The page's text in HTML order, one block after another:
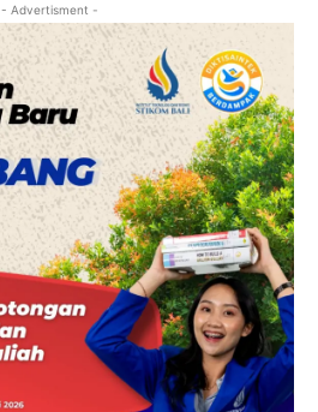
- Advertisment -